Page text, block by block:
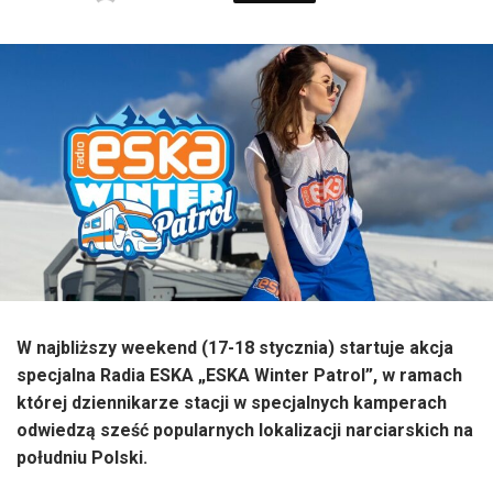
W najbliższy weekend (17-18 stycznia) startuje akcja
specjalna Radia ESKA „ESKA Winter Patrol”, w ramach
której dziennikarze stacji w specjalnych kamperach
odwiedzą sześć popularnych lokalizacji narciarskich na
południu Polski.